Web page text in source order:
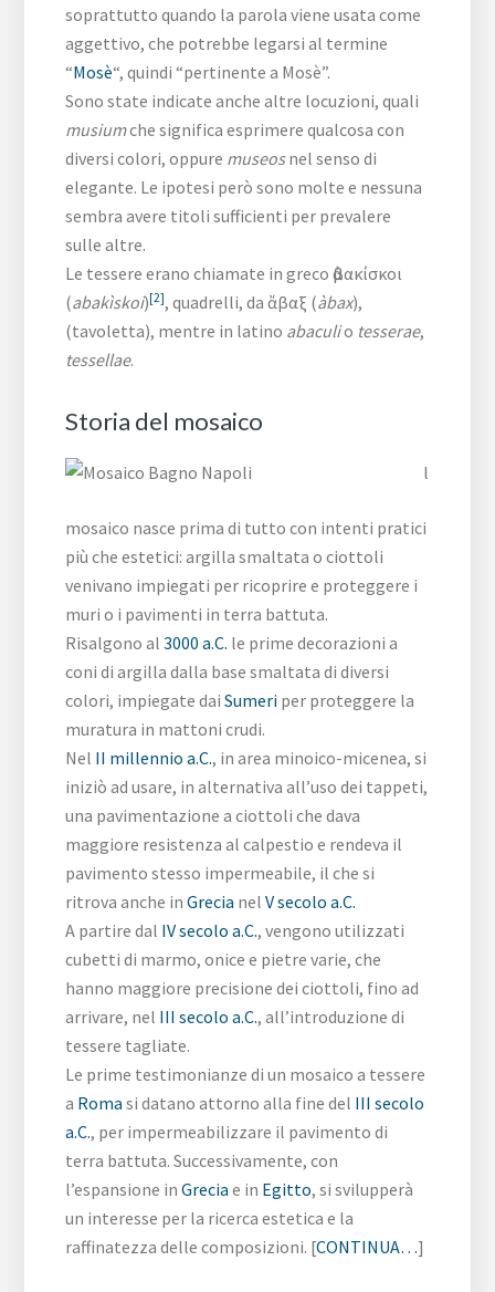
soprattutto quando la parola viene usata come
aggettivo, che potrebbe legarsi al termine
“Mosè“, quindi “pertinente a Mosè”.
Sono state indicate anche altre locuzioni, quali
musiumche significa esprimere qualcosa con
diversi colori, oppure museosnel senso di
elegante. Le ipotesi però sono molte e nessuna
sembra avere titoli sufficienti per prevalere
sulle altre.
Le tessere erano chiamate in greco ἀβακίσκοι
(abakìskoi)[2], quadrelli, da ἄβαξ (àbax),
(tavoletta), mentre in latino abaculio tesserae,
tessellae.
Storia del mosaico
l
mosaico nasce prima di tutto con intenti pratici
più che estetici: argilla smaltata o ciottoli
venivano impiegati per ricoprire e proteggere i
muri o i pavimenti in terra battuta.
Risalgono al3000 a.C. le prime decorazioni a
coni di argilla dalla base smaltata di diversi
colori, impiegate daiSumeri per proteggere la
muratura in mattoni crudi.
Nel II millennio a.C., in area minoico-micenea, si
iniziò ad usare, in alternativa all’uso dei tappeti,
una pavimentazione a ciottoli che dava
maggiore resistenza al calpestio e rendeva il
pavimento stesso impermeabile, il che si
ritrova anche inGrecia nelV secolo a.C.
A partire dal IV secolo a.C., vengono utilizzati
cubetti di marmo, onice e pietre varie, che
hanno maggiore precisione dei ciottoli, fino ad
arrivare, nel III secolo a.C., all’introduzione di
tessere tagliate.
Le prime testimonianze di un mosaico a tessere
a Roma si datano attorno alla fine del III secolo
a.C., per impermeabilizzare il pavimento di
terra battuta. Successivamente, con
l’espansione inGrecia e in Egitto, si svilupperà
un interesse per la ricerca estetica e la
raffinatezza delle composizioni. [CONTINUA…]